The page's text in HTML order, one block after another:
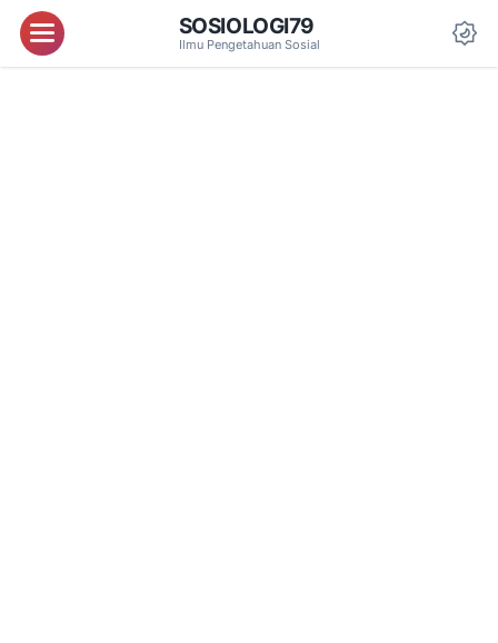
Menu SOSIOLOGI79
Ilmu Pengetahuan Sosial